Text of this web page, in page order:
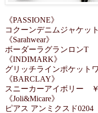
《PASSIONE》
コクーンデニムジャケッ
《Sarahwear》
ボーダーラグランロンT
《INDIMARK》
グリッチラインポケット
《BARCLAY》
スニーカーアイボリー
《Joli&Micare》
ピアス アンミクスド